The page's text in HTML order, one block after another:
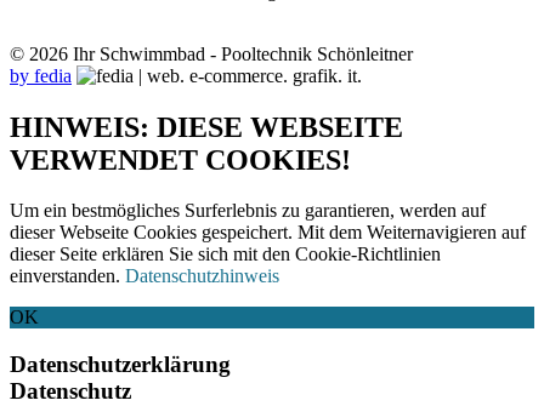
© 2026 Ihr Schwimmbad - Pooltechnik Schönleitner
by fedia
HINWEIS: DIESE WEBSEITE
VERWENDET COOKIES!
Um ein bestmögliches Surferlebnis zu garantieren, werden auf
dieser Webseite Cookies gespeichert. Mit dem Weiternavigieren auf
dieser Seite erklären Sie sich mit den Cookie-Richtlinien
einverstanden. Datenschutzhinweis
OK
Datenschutzerklärung
Datenschutz